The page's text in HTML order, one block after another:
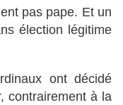
pas pape. Et un
élection légitime
ont décidé
contrairement à la